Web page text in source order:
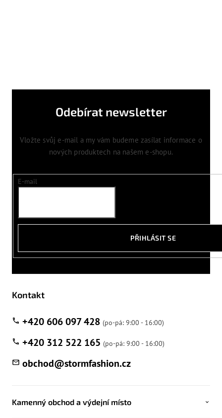
Odebírat newsletter
Vložte svůj e-mail a my vám budeme zasílat informace o
nových produktech na našem e-shopu.
E-mail
PŘIHLÁSIT SE
Kontakt
obchod@stormfashion.cz
+420 606 097 428
+420 312 522 165
Kamenný obchod a výdejní místo